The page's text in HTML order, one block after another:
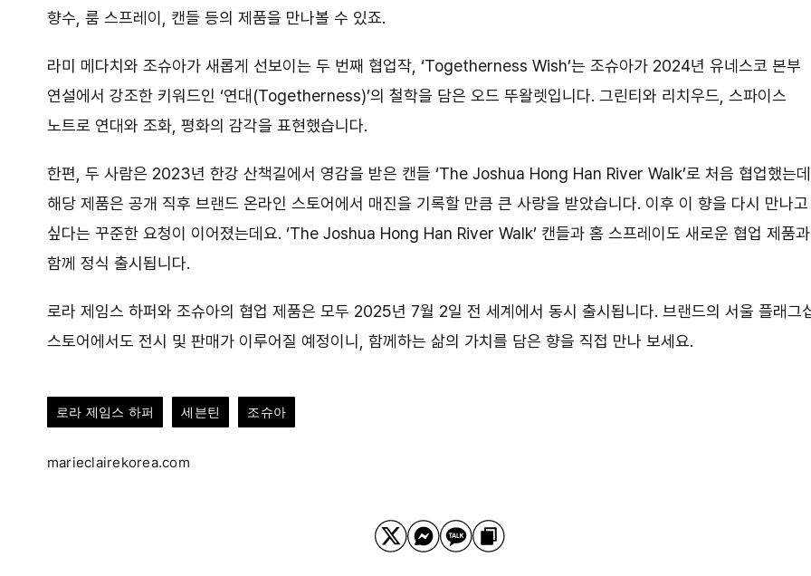
향수, 룸 스프레이, 캔들 등의 제품을 만나볼 수 있죠.
라미 메다치와 조슈아가 새롭게 선보이는 두 번째 협업작, ‘Togetherness Wish’는 조슈아가 2024년 유네스코 본부
연설에서 강조한 키워드인 ‘연대(Togetherness)’의 철학을 담은 오드 뚜왈렛입니다. 그린티와 리치우드, 스파이스
노트로 연대와 조화, 평화의 감각을 표현했습니다.
한편, 두 사람은 2023년 한강 산책길에서 영감을 받은 캔들 ‘The Joshua Hong Han River Walk’로 처음 협업했는
해당 제품은 공개 직후 브랜드 온라인 스토어에서 매진을 기록할 만큼 큰 사랑을 받았습니다. 이후 이 향을 다시 만나고
싶다는 꾸준한 요청이 이어졌는데요. ‘The Joshua Hong Han River Walk’ 캔들과 홈 스프레이도 새로운 협업 제품과
함께 정식 출시됩니다.
로라 제임스 하퍼와 조슈아의 협업 제품은 모두 2025년 7월 2일 전 세계에서 동시 출시됩니다. 브랜드의 서울 플래그
스토어에서도 전시 및 판매가 이루어질 예정이니, 함께하는 삶의 가치를 담은 향을 직접 만나 보세요.
로라 제임스 하퍼 세븐틴 조슈아
marieclairekorea.com